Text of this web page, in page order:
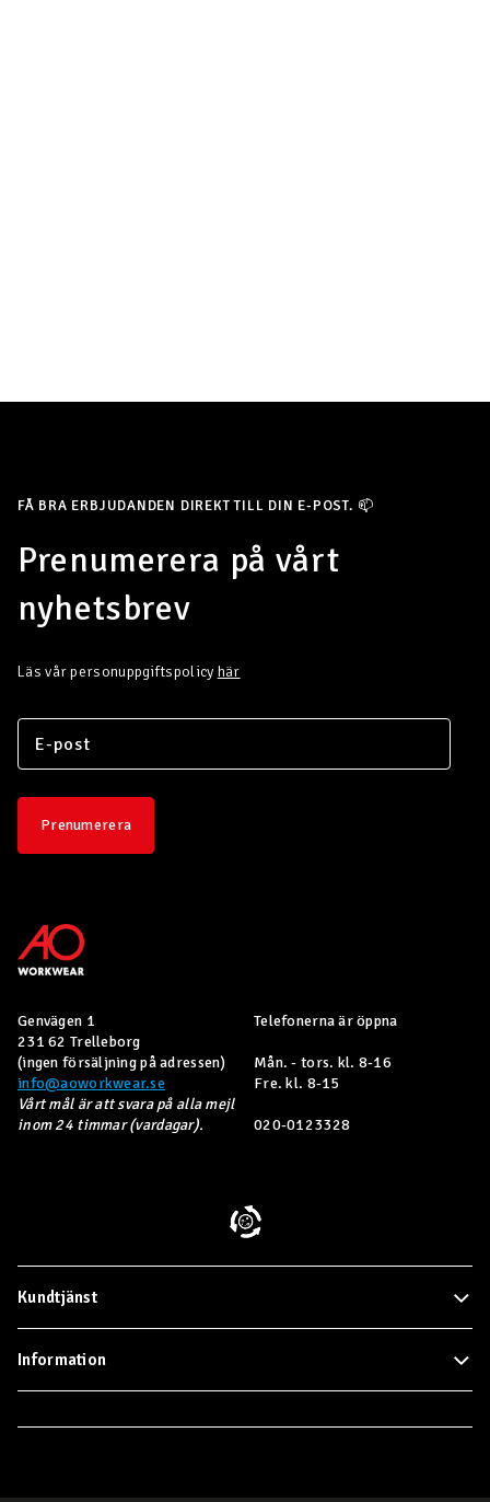
FÅ BRA ERBJUDANDEN DIREKT TILL DIN E-POST. 📫
Prenumerera på vårt
nyhetsbrev
Läs vår personuppgiftspolicy här
Prenumerera
Genvägen 1
231 62 Trelleborg
(ingen försäljning på adressen)
info@aoworkwear.se
Vårt mål är att svara på alla mejl
inom 24 timmar (vardagar).
Telefonerna är öppna
Mån. - tors. kl. 8-16
Fre. kl. 8-15
020-0123328
Kundtjänst
Information